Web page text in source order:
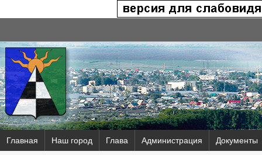
Главная Наш город Глава Администрация Документы